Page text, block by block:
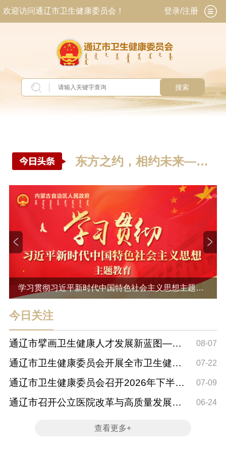
欢迎访问通辽市卫生健康委员会！ 登录/注册
搜索
东方之约，相约未来——
中国元首外交的世界情怀
与...
学习贯彻习近平新时代中国特色社会主义思想主题
教...
今日关注
通辽市擘画卫生健康人才发展新蓝图——
《通辽市卫...
08-07
通辽市卫生健康委员会开展全市卫生健康
系统消防安...
07-22
通辽市卫生健康委员会召开2026年下半年
安全生产警...
07-09
通辽市召开公立医院改革与高质量发展专
06-24
查看更多+